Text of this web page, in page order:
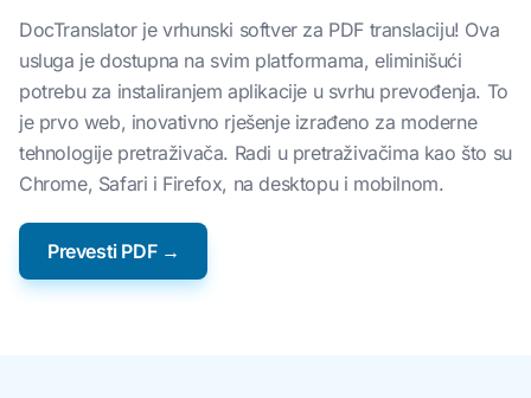
DocTranslator je vrhunski softver za PDF translaciju! Ova
usluga je dostupna na svim platformama, eliminišući
potrebu za instaliranjem aplikacije u svrhu prevođenja. To
je prvo web, inovativno rješenje izrađeno za moderne
tehnologije pretraživača. Radi u pretraživačima kao što su
Chrome, Safari i Firefox, na desktopu i mobilnom.
Prevesti PDF →